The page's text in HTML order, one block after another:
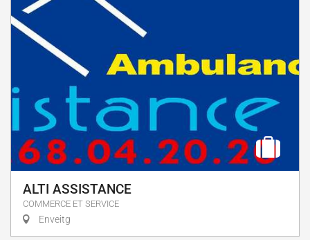
ALTI ASSISTANCE
COMMERCE ET SERVICE
Enveitg